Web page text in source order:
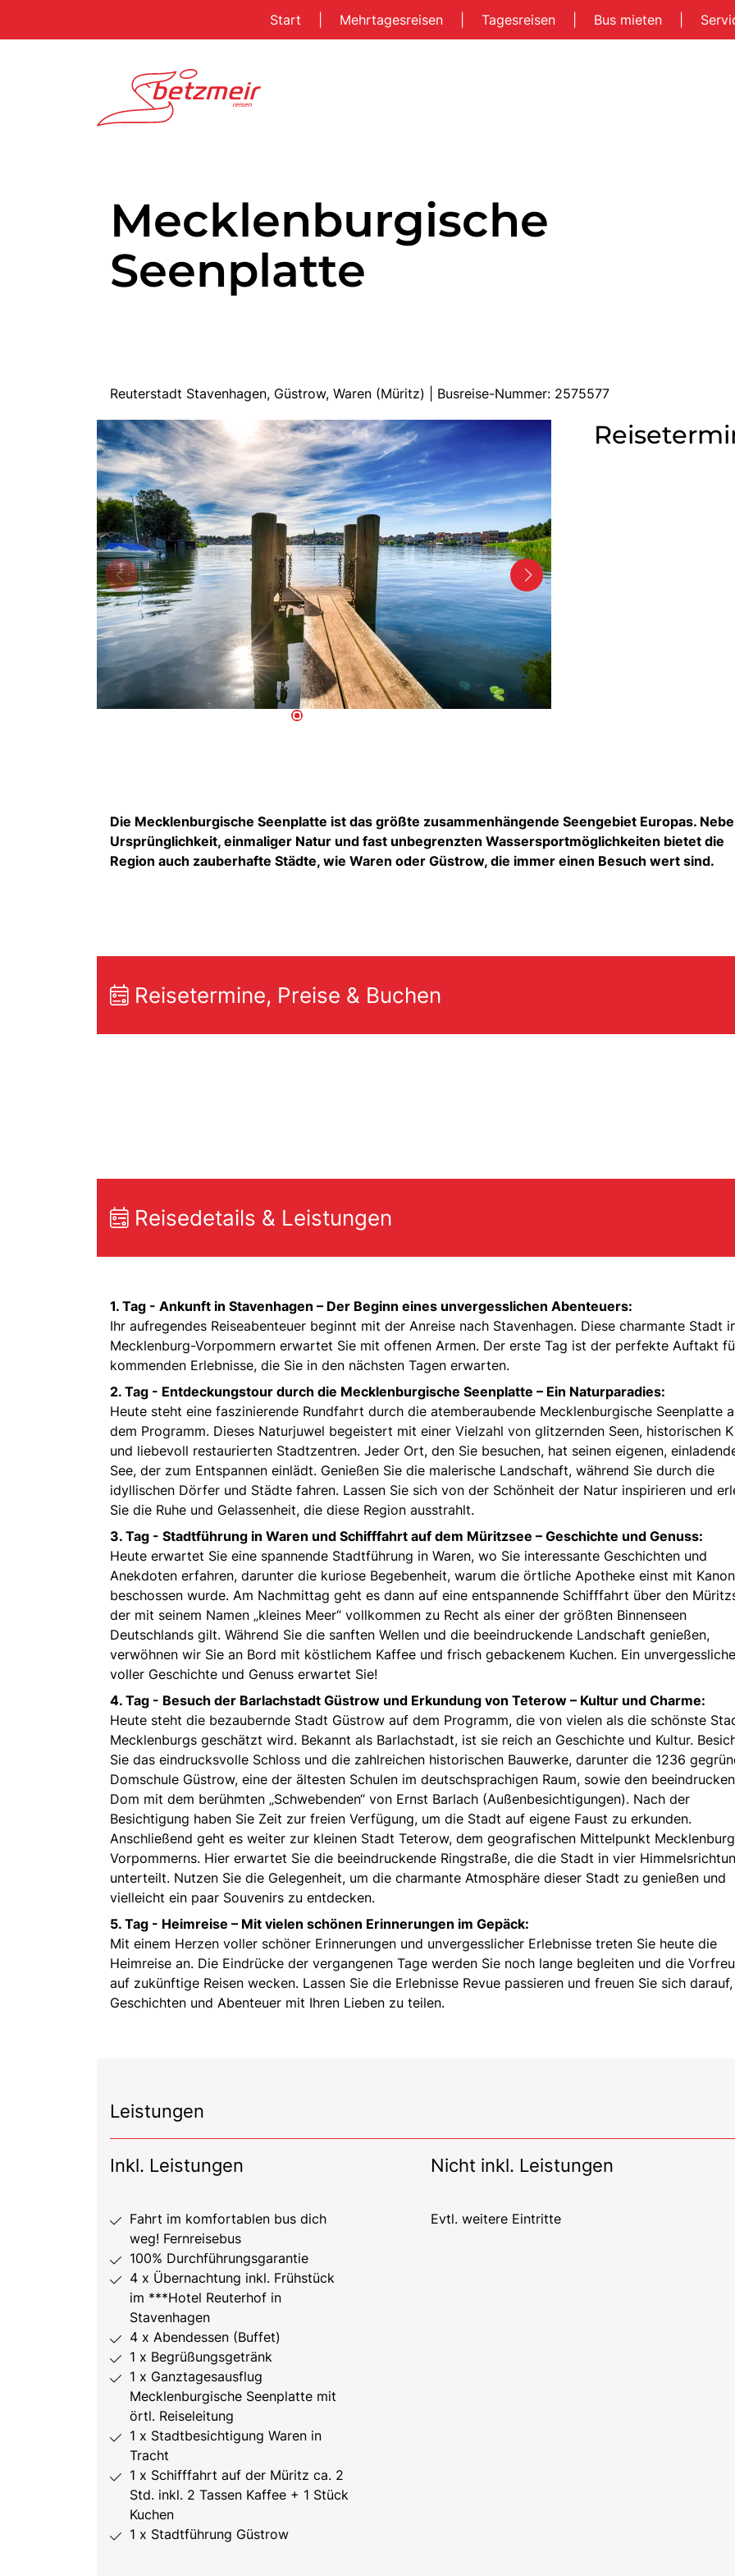
Start Mehrtagesreisen Tagesreisen Bus mieten
Mecklenburgische
Seenplatte
Reuterstadt Stavenhagen, Güstrow, Waren (Müritz) | Busreise-Nummer: 2575577
Die Mecklenburgische Seenplatte ist das größte zusammenhängende Seengebiet Europas.
Ursprünglichkeit, einmaliger Natur und fast unbegrenzten Wassersportmöglichkeiten bietet die
Region auch zauberhafte Städte, wie Waren oder Güstrow, die immer einen Besuch wert sind.
Reisetermine, Preise & Buchen
Reisedetails & Leistungen
1. Tag - Ankunft in Stavenhagen – Der Beginn eines unvergesslichen Abenteuers:
Ihr aufregendes Reiseabenteuer beginnt mit der Anreise nach Stavenhagen. Diese charmante Stadt
Mecklenburg-Vorpommern erwartet Sie mit offenen Armen. Der erste Tag ist der perfekte Auftakt
kommenden Erlebnisse, die Sie in den nächsten Tagen erwarten.
2. Tag - Entdeckungstour durch die Mecklenburgische Seenplatte – Ein Naturparadies:
Heute steht eine faszinierende Rundfahrt durch die atemberaubende Mecklenburgische Seenplatte
dem Programm. Dieses Naturjuwel begeistert mit einer Vielzahl von glitzernden Seen, historischen
und liebevoll restaurierten Stadtzentren. Jeder Ort, den Sie besuchen, hat seinen eigenen,
See, der zum Entspannen einlädt. Genießen Sie die malerische Landschaft, während Sie durch die
idyllischen Dörfer und Städte fahren. Lassen Sie sich von der Schönheit der Natur inspirieren und
Sie die Ruhe und Gelassenheit, die diese Region ausstrahlt.
3. Tag - Stadtführung in Waren und Schifffahrt auf dem Müritzsee – Geschichte und Genuss:
Heute erwartet Sie eine spannende Stadtführung in Waren, wo Sie interessante Geschichten und
Anekdoten erfahren, darunter die kuriose Begebenheit, warum die örtliche Apotheke einst mit
beschossen wurde. Am Nachmittag geht es dann auf eine entspannende Schifffahrt über den
der mit seinem Namen „kleines Meer“ vollkommen zu Recht als einer der größten Binnenseen
Deutschlands gilt. Während Sie die sanften Wellen und die beeindruckende Landschaft genießen,
verwöhnen wir Sie an Bord mit köstlichem Kaffee und frisch gebackenem Kuchen. Ein
voller Geschichte und Genuss erwartet Sie!
4. Tag - Besuch der Barlachstadt Güstrow und Erkundung von Teterow – Kultur und Charme:
Heute steht die bezaubernde Stadt Güstrow auf dem Programm, die von vielen als die schönste
Mecklenburgs geschätzt wird. Bekannt als Barlachstadt, ist sie reich an Geschichte und Kultur.
Sie das eindrucksvolle Schloss und die zahlreichen historischen Bauwerke, darunter die 1236
Domschule Güstrow, eine der ältesten Schulen im deutschsprachigen Raum, sowie den
Dom mit dem berühmten „Schwebenden“ von Ernst Barlach (Außenbesichtigungen). Nach der
Besichtigung haben Sie Zeit zur freien Verfügung, um die Stadt auf eigene Faust zu erkunden.
Anschließend geht es weiter zur kleinen Stadt Teterow, dem geografischen Mittelpunkt
Vorpommerns. Hier erwartet Sie die beeindruckende Ringstraße, die die Stadt in vier
unterteilt. Nutzen Sie die Gelegenheit, um die charmante Atmosphäre dieser Stadt zu genießen und
vielleicht ein paar Souvenirs zu entdecken.
5. Tag - Heimreise – Mit vielen schönen Erinnerungen im Gepäck:
Mit einem Herzen voller schöner Erinnerungen und unvergesslicher Erlebnisse treten Sie heute die
Heimreise an. Die Eindrücke der vergangenen Tage werden Sie noch lange begleiten und die
auf zukünftige Reisen wecken. Lassen Sie die Erlebnisse Revue passieren und freuen Sie sich
Geschichten und Abenteuer mit Ihren Lieben zu teilen.
Leistungen
Inkl. Leistungen
Fahrt im komfortablen bus dich
weg! Fernreisebus
100% Durchführungsgarantie
4 x Übernachtung inkl. Frühstück
im ***Hotel Reuterhof in
Stavenhagen
4 x Abendessen (Buffet)
1 x Begrüßungsgetränk
1 x Ganztagesausflug
Mecklenburgische Seenplatte mit
örtl. Reiseleitung
1 x Stadtbesichtigung Waren in
Tracht
1 x Schifffahrt auf der Müritz ca. 2
Std. inkl. 2 Tassen Kaffee + 1 Stück
Kuchen
1 x Stadtführung Güstrow
Nicht inkl. Leistungen
Evtl. weitere Eintritte